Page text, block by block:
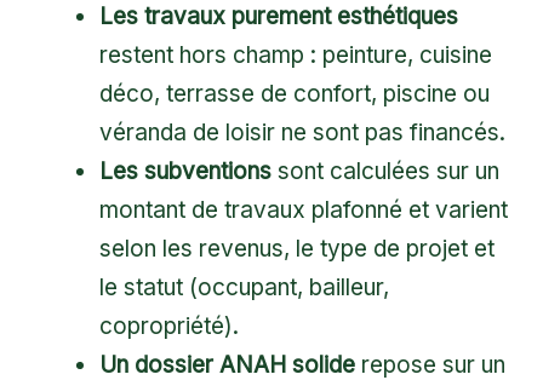
Les travaux purement esthétiques
restent hors champ : peinture, cuisine
déco, terrasse de confort, piscine ou
véranda de loisir ne sont pas financés.
Les subventions sont calculées sur un
montant de travaux plafonné et varient
selon les revenus, le type de projet et
le statut (occupant, bailleur,
copropriété).
Un dossier ANAH solide repose sur un